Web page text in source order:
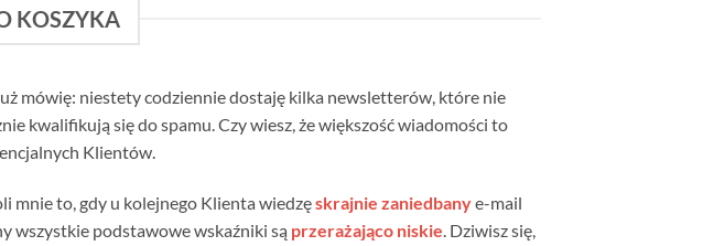
KOSZYKA
mówię: niestety codziennie dostaję kilka newsletterów, które nie
kwalifikują się do spamu. Czy wiesz, że większość wiadomości to
Klientów.
mnie to, gdy u kolejnego Klienta wiedzęskrajnie zaniedbanye-mail
wszystkie podstawowe wskaźniki są przerażająco niskie. Dziwisz się,